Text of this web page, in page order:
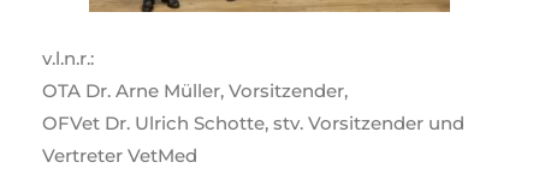
v.l.n.r.:
OTA Dr. Arne Müller, Vorsitzender,
OFVet Dr. Ulrich Schotte, stv. Vorsitzender und
Vertreter VetMed